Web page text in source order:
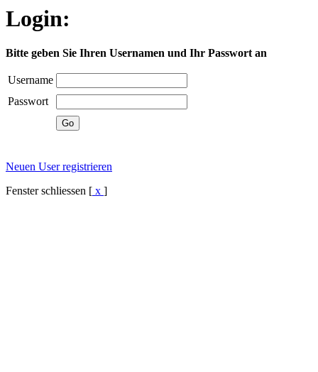
Login:
Bitte geben Sie Ihren Usernamen und Ihr Passwort an
Username
Passwort
Neuen User registrieren
Fenster schliessen [ x ]